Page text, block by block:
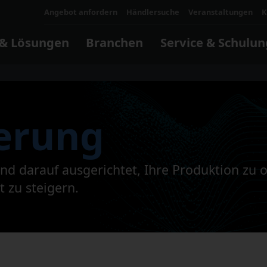
Angebot anfordern Händlersuche Veranstaltungen
Lösungen
und Systeme
Branchen
Formenbau
Service &
MEHR
darauf ausgerichtet, Ihre Produktion zu
zu steigern.